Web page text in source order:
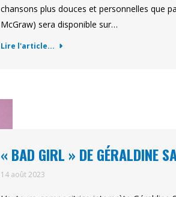
chansons plus douces et personnelles que
McGraw) sera disponible sur…
Lire l'article...
« BAD GIRL » DE GÉRALDINE
14 août 2023